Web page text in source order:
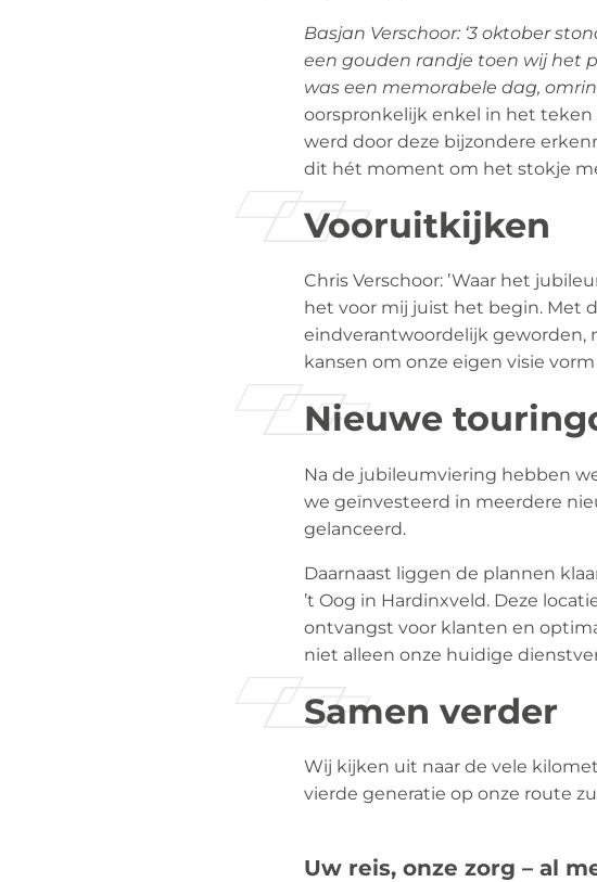
Basjan Verschoor: ‘3 oktober
een gouden randje toen wij het
was een memorabele dag,
oorspronkelijk enkel in het teken
werd door deze bijzondere
dit hét moment om het stokje
Vooruitkijken
Chris Verschoor: ’Waar het
het voor mij juist het begin. Met
eindverantwoordelijk geworden,
kansen om onze eigen visie
Nieuwe
Na de jubileumviering hebben
we geïnvesteerd in meerdere
gelanceerd.
Daarnaast liggen de plannen
’t Oog in Hardinxveld. Deze
ontvangst voor klanten en
niet alleen onze huidige
Samen verder
Wij kijken uit naar de vele
vierde generatie op onze route
Uw reis, onze zorg – al